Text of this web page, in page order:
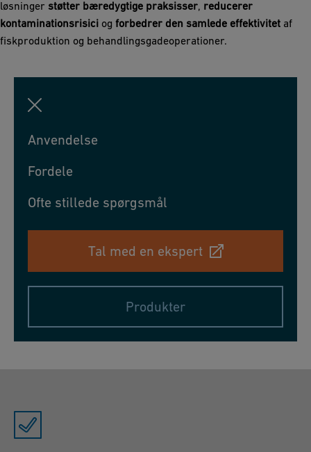
løsninger støtter bæredygtige praksisser, reducerer
kontaminationsrisici og forbedrer den samlede effektivitet af
fiskproduktion og behandlingsgadeoperationer.
Anvendelse
Fordele
Ofte stillede spørgsmål
Tal med en ekspert
Produkter